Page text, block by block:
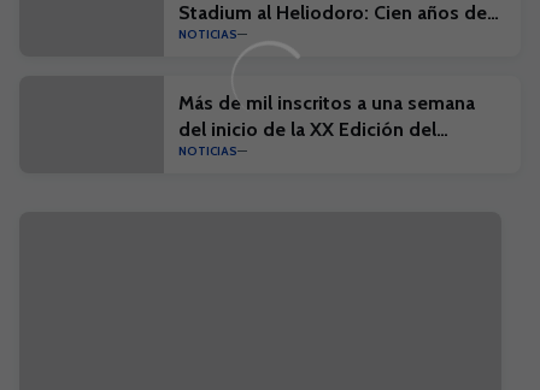
Stadium al Heliodoro: Cien años de
historia'
NOTICIAS
Más de mil inscritos a una semana
del inicio de la XX Edición del
Campus Suma y el I Campus Suma
NOTICIAS